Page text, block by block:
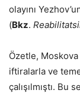
olayını
(Bkz.
Özetle,
iftiralarla ve
çalışılmıştı.